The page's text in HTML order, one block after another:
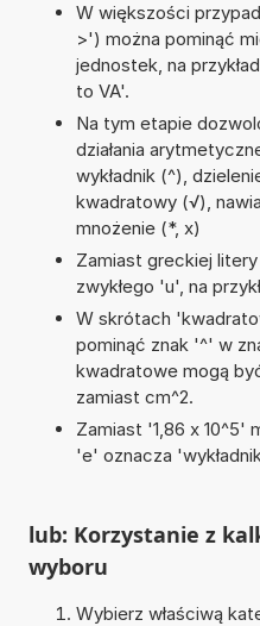
W większości
>') można pominąć
jednostek, na
to VA'.
Na tym etapie
działania
wykładnik (^),
kwadratowy (√),
mnożenie (*, x)
Zamiast greckiej
zwykłego 'u', na
W skrótach
pominąć znak '^' w
kwadratowe mogą
zamiast cm^2.
Zamiast '1,86 x 10^5'
'e' oznacza
lub: Korzystanie z
wyboru
Wybierz właściwą